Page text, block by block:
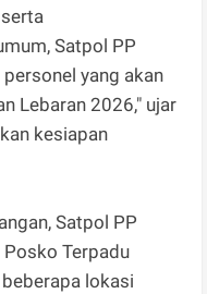
Satpol PP
yang akan
Lebaran 2026," ujar
kesiapan
Satpol PP
Terpadu
lokasi